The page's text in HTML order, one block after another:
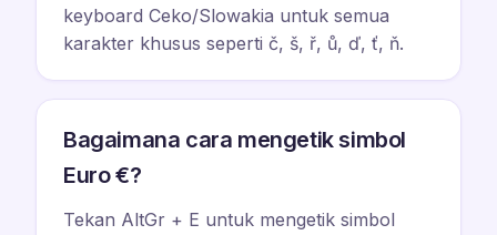
keyboard Ceko/Slowakia untuk semua
karakter khusus seperti č, š, ř, ů, ď, ť, ň.
Bagaimana cara mengetik simbol
Euro €?
Tekan AltGr + E untuk mengetik simbol